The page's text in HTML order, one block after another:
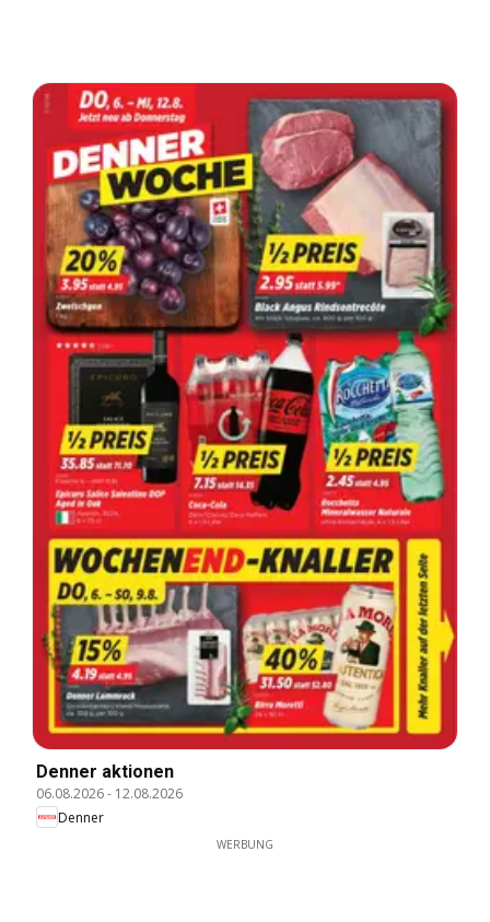
Denner aktionen
06.08.2026- 12.08.2026
Denner
WERBUNG